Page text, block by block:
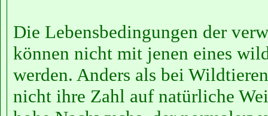
Die Lebensbedingungen der
können nicht mit jenen eines
werden. Anders als bei
nicht ihre Zahl auf natürliche